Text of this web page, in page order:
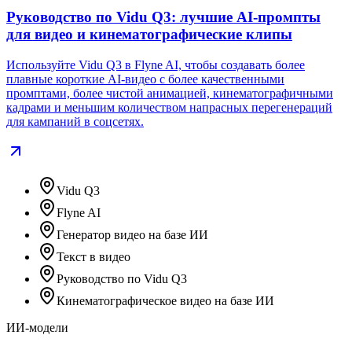
Руководство по Vidu Q3: лучшие AI-промпты
для видео и кинематографические клипы
Используйте Vidu Q3 в Flyne AI, чтобы создавать более
плавные короткие AI-видео с более качественными
промптами, более чистой анимацией, кинематографичными
кадрами и меньшим количеством напрасных перегенераций
для кампаний в соцсетях.
Vidu Q3
Flyne AI
Генератор видео на базе ИИ
Текст в видео
Руководство по Vidu Q3
Кинематографическое видео на базе ИИ
ИИ-модели